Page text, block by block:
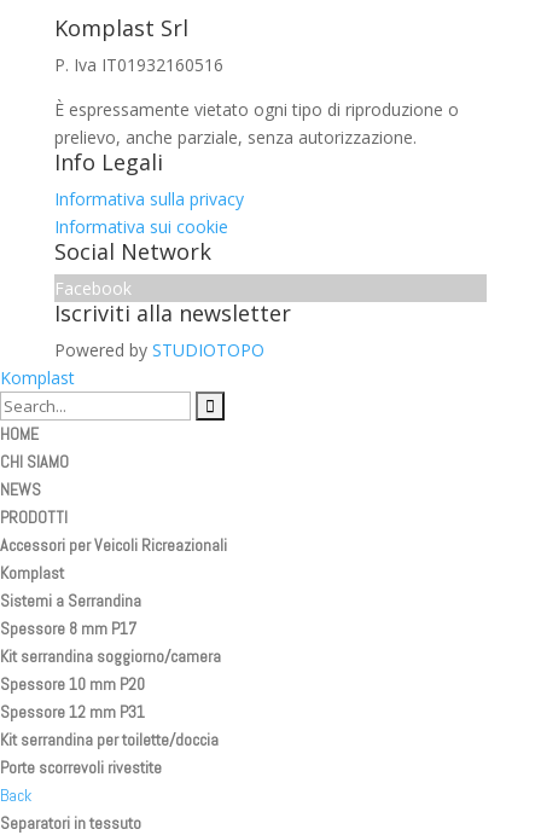
Komplast Srl
P. Iva IT01932160516
È espressamente vietato ogni tipo di riproduzione o
prelievo, anche parziale, senza autorizzazione.
Info Legali
Informativa sulla privacy
Informativa sui cookie
Social Network
Facebook
Iscriviti alla newsletter
Powered by STUDIOTOPO
Komplast
HOME
CHI SIAMO
NEWS
PRODOTTI
Accessori per Veicoli Ricreazionali
Komplast
Sistemi a Serrandina
Spessore 8 mm P17
Kit serrandina soggiorno/camera
Spessore 10 mm P20
Spessore 12 mm P31
Kit serrandina per toilette/doccia
Porte scorrevoli rivestite
Back
Separatori in tessuto